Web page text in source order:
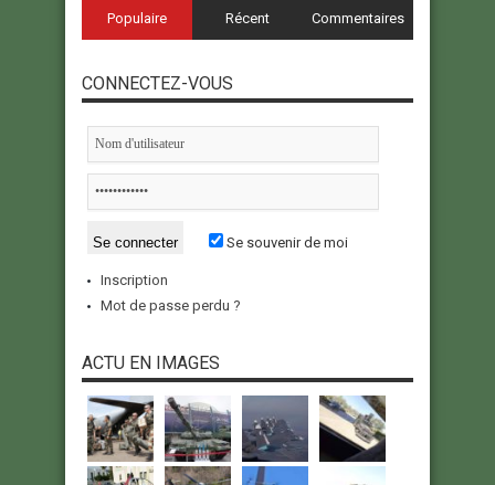
Populaire Récent Commentaires
CONNECTEZ-VOUS
Se souvenir de moi
Inscription
Mot de passe perdu ?
ACTU EN IMAGES